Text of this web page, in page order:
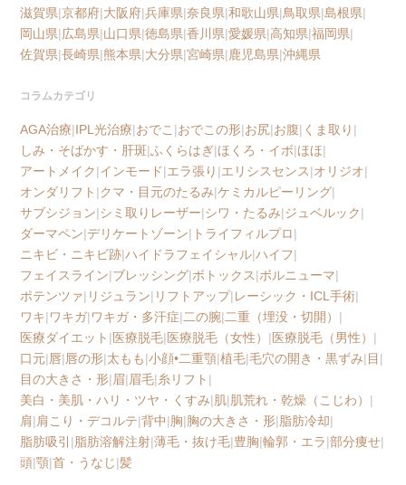
滋賀県|京都府|大阪府|兵庫県|奈良県|和歌山県|鳥取県|島根県|
岡山県|広島県|山口県|徳島県|香川県|愛媛県|高知県|福岡県|
佐賀県|長崎県|熊本県|大分県|宮崎県|鹿児島県|沖縄県
コラムカテゴリ
AGA治療|IPL光治療|おでこ |おでこの形|お尻|お腹| くま取り |
しみ・そばかす・肝斑|ふくらはぎ|ほくろ・イボ|ほほ|
アートメイク|インモード|エラ張り |エリシスセンス|オリジオ|
オンダリフト |クマ・目元のたるみ|ケミカルピーリング|
サブシジョン|シミ取りレーザー|シワ・たるみ|ジュベルック|
ダーマペン|デリケートゾーン| トライフィルプロ|
ニキビ・ニキビ跡|ハイドラフェイシャル|ハイフ|
フェイスライン|ブレッシング|ボトックス|ボルニューマ|
ポテンツァ| リジュラン| リフトアップ|レーシック・ICL手術|
ワキ|ワキガ|ワキガ・多汗症|二の腕|二重（埋没・切開） |
医療ダイエット |医療脱毛|医療脱毛（女性） |医療脱毛（男性） |
口元|唇|唇の形|太もも|小顔•二重顎|植毛|毛穴の開き・黒ずみ|目 |
目の大きさ・形|眉|眉毛|糸リフト |
美白・美肌・ハリ・ツヤ・くすみ|肌|肌荒れ・乾燥（こじわ） |
肩|肩こり・デコルテ|背中|胸|胸の大きさ・形|脂肪冷却|
脂肪吸引 |脂肪溶解注射|薄毛・抜け毛|豊胸|輪郭・エラ|部分痩せ|
頭|顎|首・うなじ|髪